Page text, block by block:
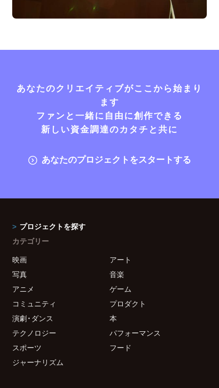
あなたのクリエイティブがここから始まり
ます
ファンと一緒に自由に創作できる
新しい資金調達のカタチと共に
あなたのプロジェクトをスタートする
プロジェクトを探す
カテゴリー
映画
アート
写真
音楽
アニメ
ゲーム
コミュニティ
プロダクト
演劇・ダンス
本
テクノロジー
パフォーマンス
スポーツ
フード
ジャーナリズム